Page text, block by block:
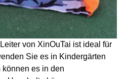
von XinOuTai ist ideal für
Sie es in Kindergärten
es in den